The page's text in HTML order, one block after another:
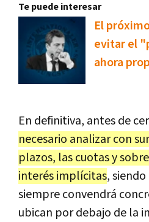
Te puede interesar
El
evitar el
ahora
En definitiva, antes de
necesario analizar con
plazos, las cuotas y
interés implícitas,
siempre convendrá
ubican por debajo de la